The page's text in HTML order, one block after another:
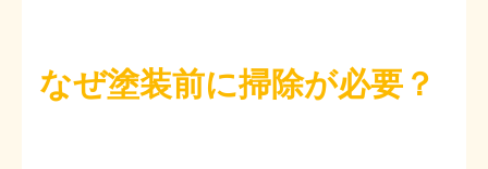
なぜ塗装前に掃除が必要？